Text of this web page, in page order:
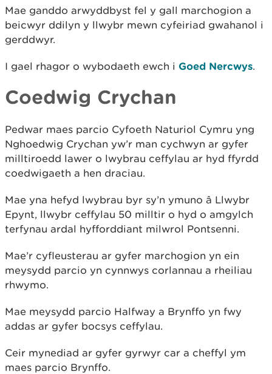
Mae ganddo arwyddbyst fel y gall marchogion a
beicwyr ddilyn y llwybr mewn cyfeiriad gwahanol i
gerddwyr.
I gael rhagor o wybodaeth ewch i Goed Nercwys.
Coedwig Crychan
Pedwar maes parcio Cyfoeth Naturiol Cymru yng
Nghoedwig Crychan yw’r man cychwyn ar gyfer
milltiroedd lawer o lwybrau ceffylau ar hyd ffyrdd
coedwigaeth a hen draciau.
Mae yna hefyd lwybrau byr sy’n ymuno â Llwybr
Epynt, llwybr ceffylau 50 milltir o hyd o amgylch
terfynau ardal hyfforddiant milwrol Pontsenni.
Mae’r cyfleusterau ar gyfer marchogion yn ein
meysydd parcio yn cynnwys corlannau a rheiliau
rhwymo.
Mae meysydd parcio Halfway a Brynffo yn fwy
addas ar gyfer bocsys ceffylau.
Ceir mynediad ar gyfer gyrwyr car a cheffyl ym
maes parcio Brynffo.